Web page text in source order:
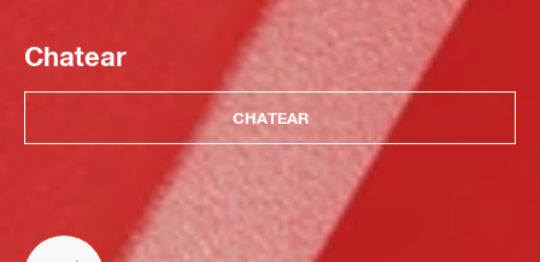
Chatear
CHATEAR